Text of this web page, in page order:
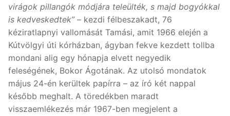
virágok pillangók módjára teleülték, s majd bogyókkal
is kedveskedtek”– kezdi félbeszakadt, 76
kéziratlapnyi vallomását Tamási, amit 1966 elején a
Kútvölgyi úti kórházban, ágyban fekve kezdett tollba
mondani alig egy hónapja elvett negyedik
feleségének, Bokor Ágotának. Az utolsó mondatok
május 24-én kerültek papírra – az író két nappal
később meghalt. A töredékben maradt
visszaemlékezés már 1967-ben megjelent a